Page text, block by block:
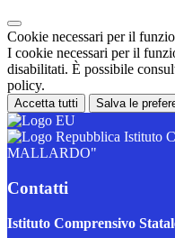
Cookie necessari per il
I cookie necessari per il
disabilitati. È possibile
policy.
Accetta tutti Salva le
Istituto
MALLARDO"
Contatti
Istituto Comprensivo